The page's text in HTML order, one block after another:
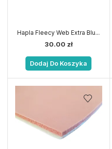
Hapla Fleecy Web Extra Blu...
30.00 zł
Dodaj Do Koszyka